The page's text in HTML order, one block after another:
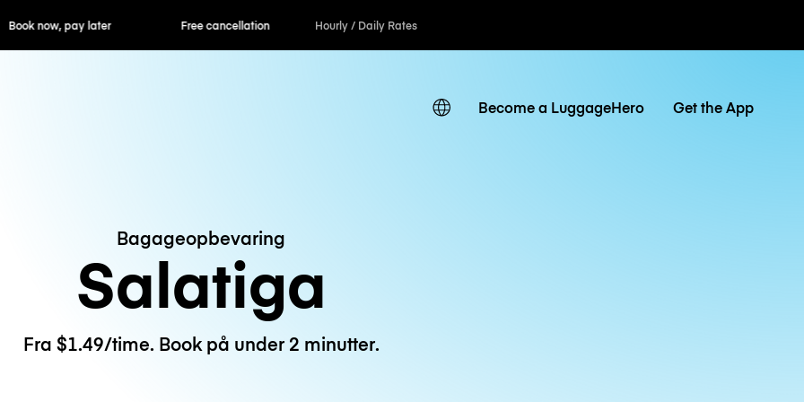
now, pay later Free cancellation Hourly / Daily Rates
Become a LuggageHero Get the App
Bagageopbevaring
Salatiga
Fra $1.49/time. Book på under 2 minutter.